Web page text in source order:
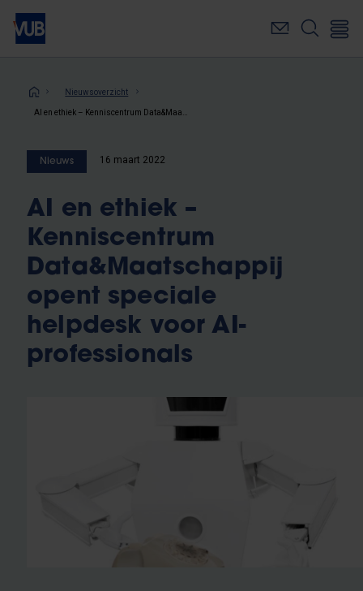
Overslaan
naar
inhoudKruimelpad
Nieuwsoverzicht
Nieuws 16 maart 2022
AI en ethiek –
Kenniscentrum
Data&Maatschappij
opent speciale
helpdesk voor AI-
professionals